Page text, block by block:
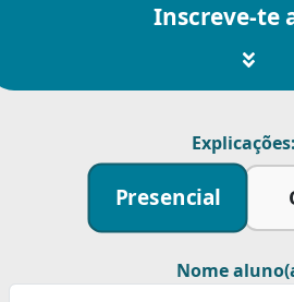
Inscreve-te
Explicações:
Presencial
Nome